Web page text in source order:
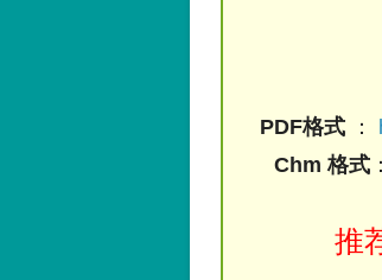
PDF格式 ：
Chm 格式 ：
推